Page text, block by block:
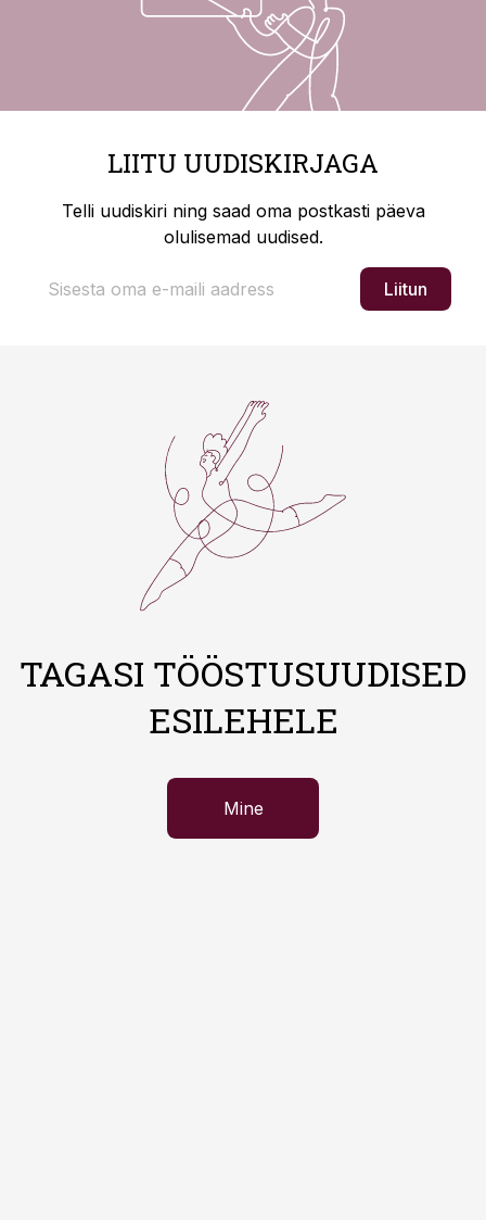
LIITU UUDISKIRJAGA
Telli uudiskiri ning saad oma postkasti päeva
olulisemad uudised.
Liitun
TAGASI TÖÖSTUSUUDISED
ESILEHELE
Mine